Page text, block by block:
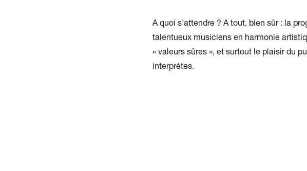
A quoi s’attendre ? A tout, bien sûr : la
talentueux musiciens en harmonie
« valeurs sûres », et surtout le plaisir du